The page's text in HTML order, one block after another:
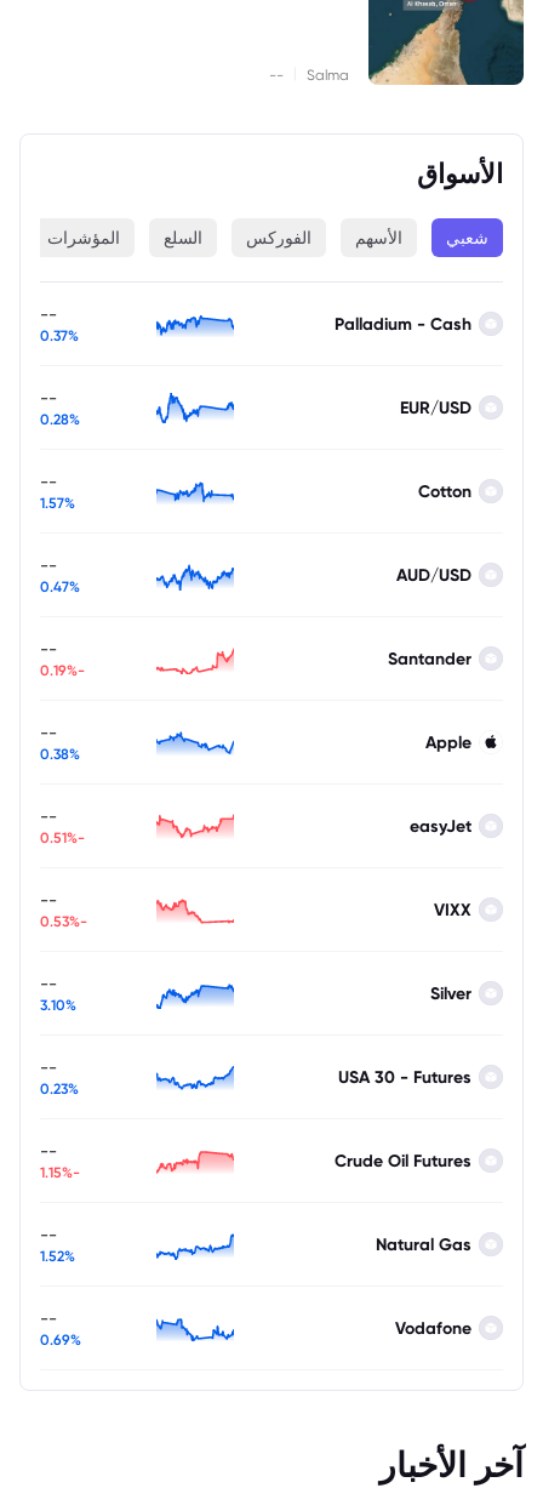
Salma
--
الأسواق
شعبي الأسهم الفوركس السلع المؤشرات
Palladium - Cash
--
0.37%
EUR/USD
--
0.28%
Cotton
--
1.57%
AUD/USD
--
0.47%
Santander
--
-0.19%
Apple
--
0.38%
easyJet
--
-0.51%
VIXX
--
-0.53%
Silver
--
3.10%
USA 30 - Futures
--
0.23%
Crude Oil Futures
--
-1.15%
Natural Gas
--
1.52%
Vodafone
--
0.69%
آخر الأخبار